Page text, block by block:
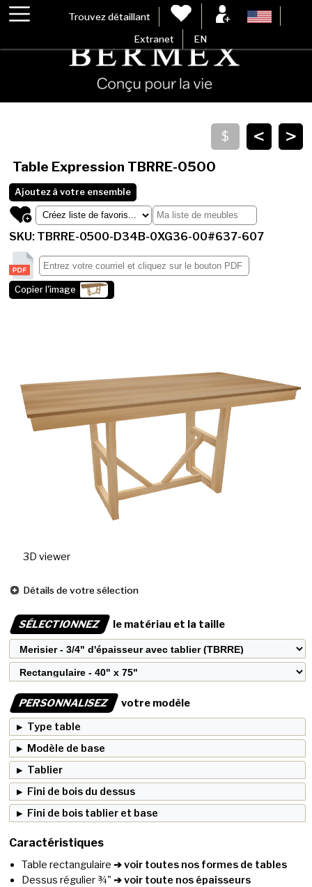
Trouvez détaillant
Extranet EN
>
<
Table Expression TBRRE-0500
Ajoutez à votre ensemble
SKU: TBRRE-0500-D34B-0XG36-00#637-607
Copier l'image
3D viewer
Détails de votre sélection
SÉLECTIONNEZ le matériau et la taille
PERSONNALISEZ
votre modèle
Type table
Modèle de base
Tablier
Fini de bois du dessus
Fini de bois tablier et base
Caractéristiques
Table rectangulaire ➔ voir toutes nos formes de tables
Dessus régulier ¾" ➔ voir toute nos épaisseurs